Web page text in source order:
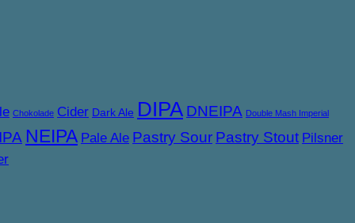
Chokolade Cider Dark Ale DIPA DNEIPA Double Mash Imperial
NEIPA Pale Ale Pastry Sour Pastry Stout Pilsner